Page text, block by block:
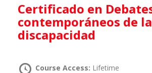
Certificado en Debates
contemporáneos de la
discapacidad
Course Access: Lifetime